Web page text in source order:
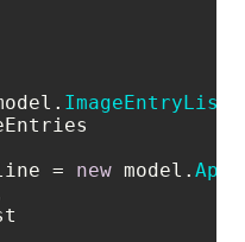
ImageEntryList
= new model.